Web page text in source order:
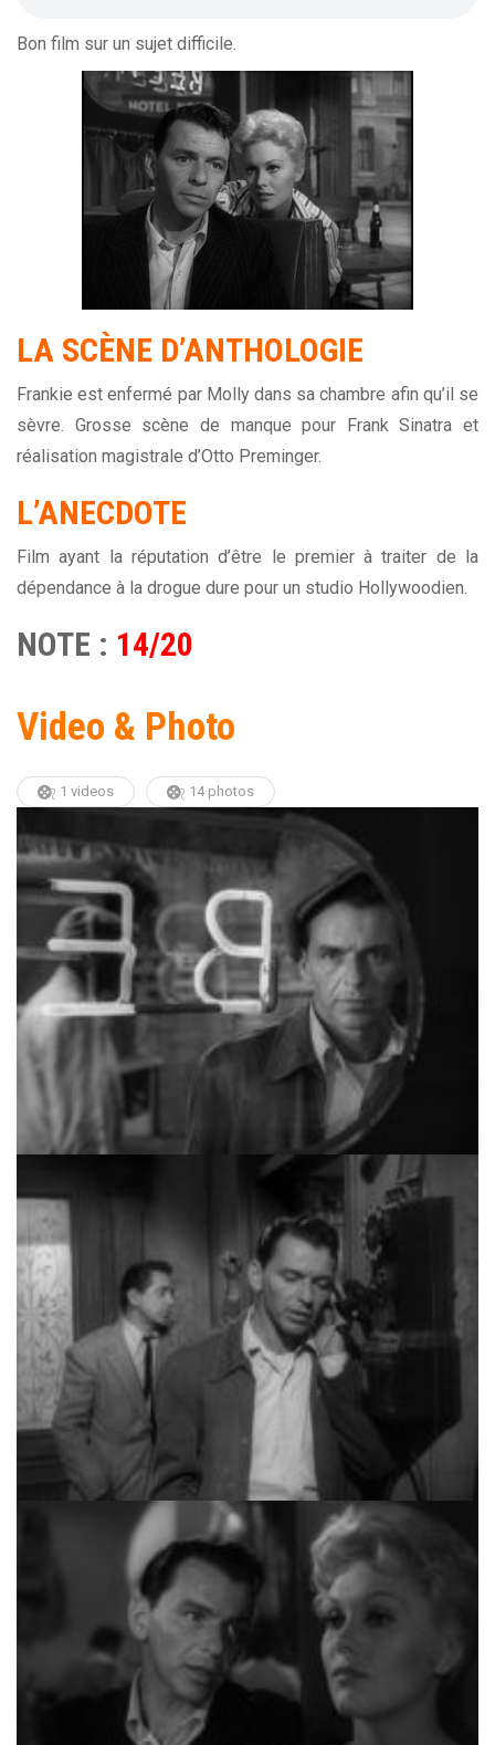
Bon film sur un sujet difficile.
LA SCÈNE D’ANTHOLOGIE
Frankie est enfermé par Molly dans sa chambre afin qu’il se
sèvre. Grosse scène de manque pour Frank Sinatra et
réalisation magistrale d’Otto Preminger.
L’ANECDOTE
Film ayant la réputation d’être le premier à traiter de la
dépendance à la drogue dure pour un studio Hollywoodien.
NOTE : 14/20
Video & Photo
1 videos 14 photos